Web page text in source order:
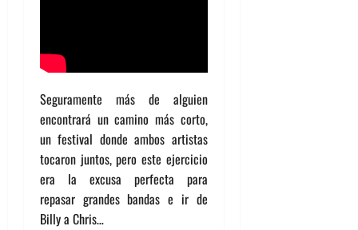
Seguramente más de alguien
encontrará un camino más corto,
un festival donde ambos artistas
tocaron juntos, pero este ejercicio
era la excusa perfecta para
repasar grandes bandas e ir de
Billy a Chris…